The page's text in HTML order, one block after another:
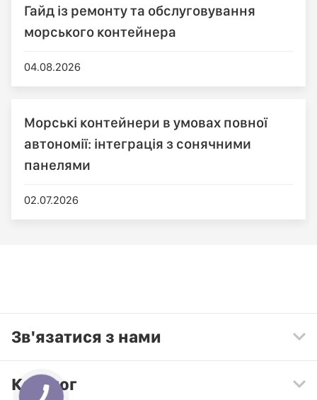
Гайд із ремонту та обслуговування
морського контейнера
04.08.2026
Морські контейнери в умовах повної
автономії: інтеграція з сонячними
панелями
02.07.2026
Зв'язатися з нами
Каталог
КНОПКА